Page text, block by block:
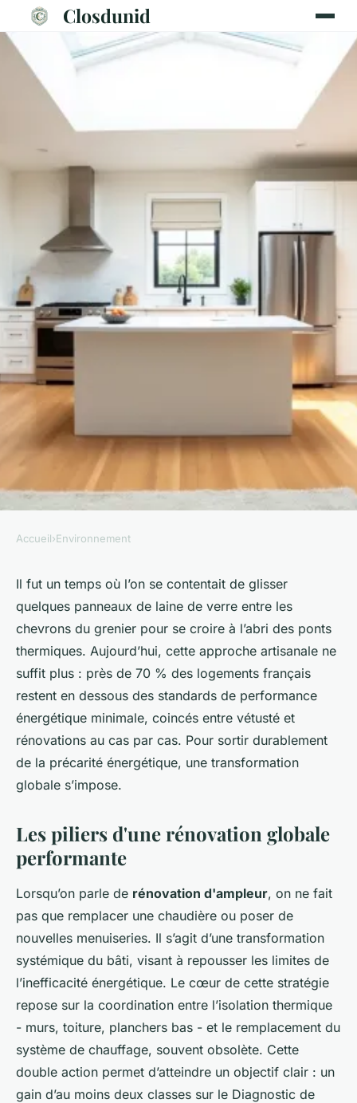
Closdunid
Réussir votre rénovation
d'ampleur de manière
optimale
Joséphine• 06/06/2026 16:57•9 min de lecture
Accueil›Environnement
Il fut un temps où l’on se contentait de glisser
quelques panneaux de laine de verre entre les
chevrons du grenier pour se croire à l’abri des ponts
thermiques. Aujourd’hui, cette approche artisanale ne
suffit plus : près de 70 % des logements français
restent en dessous des standards de performance
énergétique minimale, coincés entre vétusté et
rénovations au cas par cas. Pour sortir durablement
de la précarité énergétique, une transformation
globale s’impose.
Les piliers d'une rénovation globale
performante
Lorsqu’on parle de rénovation d'ampleur, on ne fait
pas que remplacer une chaudière ou poser de
nouvelles menuiseries. Il s’agit d’une transformation
systémique du bâti, visant à repousser les limites de
l’inefficacité énergétique. Le cœur de cette stratégie
repose sur la coordination entre l’isolation thermique
- murs, toiture, planchers bas - et le remplacement du
système de chauffage, souvent obsolète. Cette
double action permet d’atteindre un objectif clair : un
gain d’au moins deux classes sur le Diagnostic de